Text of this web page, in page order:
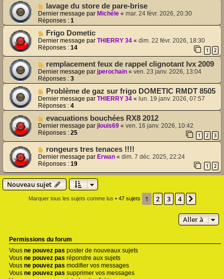
lavage du store de pare-brise
Dernier message par Michèle « mar. 24 févr. 2026, 20:30
Réponses : 1
Frigo Dometic
Dernier message par THIERRY 34 « dim. 22 févr. 2026, 18:30
Réponses : 14 1 2
remplacement feux de rappel clignotant lvx 2009
Dernier message par jperochain « ven. 23 janv. 2026, 13:04
Réponses : 3
Problème de gaz sur frigo DOMETIC RMDT 8505
Dernier message par THIERRY 34 « lun. 19 janv. 2026, 07:57
Réponses : 4
evacuations bouchées RX8 2012
Dernier message par jlouis69 « ven. 16 janv. 2026, 10:42
Réponses : 25 1 2 3
rongeurs tres tenaces !!!!
Dernier message par Erwan « dim. 7 déc. 2025, 22:24
Réponses : 19 1 2
Nouveau sujet
Marquer tous les sujets comme lus • 47 sujets 1 2 3 4
Aller à
Permissions du forum
Vous ne pouvez pas poster de nouveaux sujets
Vous ne pouvez pas répondre aux sujets
Vous ne pouvez pas modifier vos messages
Vous ne pouvez pas supprimer vos messages